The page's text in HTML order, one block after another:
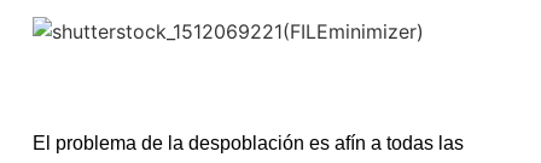
El problema de la despoblación es afín a todas las